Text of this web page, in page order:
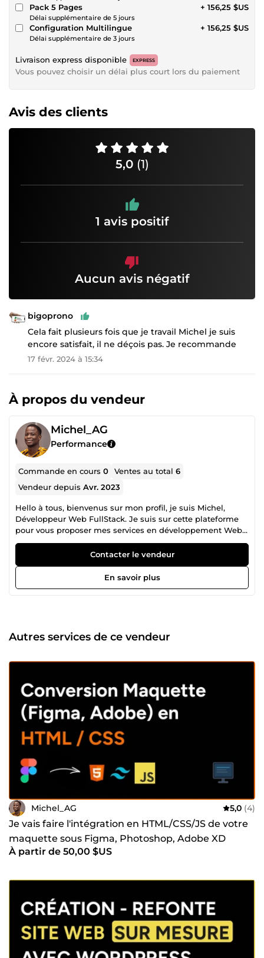
Pack 5 Pages
Délai supplémentaire de 5 jours
+ 156,25 $US
Configuration Multilingue
Délai supplémentaire de 3 jours
+ 156,25 $US
Livraison express disponible EXPRESS
Vous pouvez choisir un délai plus court lors du paiement
Avis des clients
5,0 (1)
1 avis positif
Aucun avis négatif
bigoprono
Cela fait plusieurs fois que je travail Michel je suis
encore satisfait, il ne déçois pas. Je recommande
17 févr. 2024 à 15:34
À propos du vendeur
Michel_AG
Performance
Commande en cours0 Ventes au total6
Vendeur depuisAvr. 2023
Hello à tous, bienvenus sur mon profil, je suis Michel,
Développeur Web FullStack. Je suis sur cette plateforme
pour vous proposer mes services en développement Web.
J'ai commencé le développement Web à travers mes
stages en entreprises quelques temps après ma fin de
formation, et d'années en années j'ai gagné en
expériences et en compétences. Mon skillset diversifié me
permet de construire différents types de sites web avec
Wordpress pour le côté CMS. De plus, je maîtrise jQuery et
d'autres librairies JavaScript pour créer des fonctionnalités
capable de vous bâtir que ce soit: -Des sites vitrines
responsives, SEO friendly -Des applications Web
responsives, SEO friendly -Intégrations de maquettes sous
Figma, Adobe XD, Photoshop en HTML/CSS/JS ou
Vue/Nuxtjs/CSS responsives. J'ai dernièrement appris à me
servir de Ruby On Rails et de Reactjs, je suis encore
débutant sur ces deux technologies mais je m'excerce
mon temps libre à lire des mangas, regarder des animes,
jouer à des jeux vidéo et jouer au basket-ball. Mon amour
mon travail en tant que développeur web. Si vous cherchez
un développeur web FullStack fiable et compétent pour
créer un site web ou une application pour votre entreprise,
n'hésitez pas à me contacter, je suis joignable 24H/24 et je
suis prêt à mettre mes compétences à votre service pour
réaliser votre projet.
Contacter le vendeur
En savoir plus
Autres services de ce vendeur
Michel_AG 5,0 (4)
Je vais faire l'intégration en HTML/CSS/JS de votre
maquette sous Figma, Photoshop, Adobe XD
À partir de 50,00 $US